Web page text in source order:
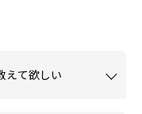
えて欲しい